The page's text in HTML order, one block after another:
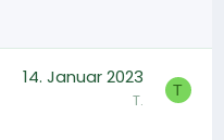
14. Januar 2023
T. T